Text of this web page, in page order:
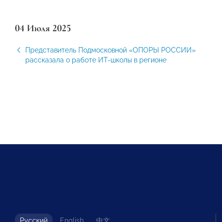
04 Июля 2025
Представитель Подмосковной «ОПОРЫ РОССИИ»
рассказала о работе ИТ-школы в регионе
Русский English 中文